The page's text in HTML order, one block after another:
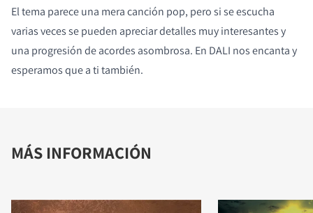
El tema parece una mera canción pop, pero si se escucha
varias veces se pueden apreciar detalles muy interesantes y
una progresión de acordes asombrosa. En DALI nos encanta y
esperamos que a ti también.
MÁS INFORMACIÓN